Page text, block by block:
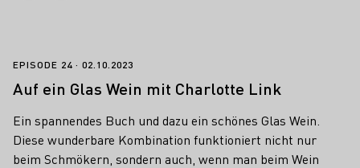
Auf ein Glas Wein mit Charlotte Link
EPISODE 24 02.10.2023
Auf ein Glas Wein mit Charlotte Link
Ein spannendes Buch und dazu ein schönes Glas Wein.
Diese wunderbare Kombination funktioniert nicht nur
beim Schmökern, sondern auch, wenn man beim Wein